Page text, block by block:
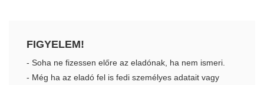
FIGYELEM!
- Soha ne fizessen előre az eladónak, ha nem ismeri.
- Még ha az eladó fel is fedi személyes adatait vagy